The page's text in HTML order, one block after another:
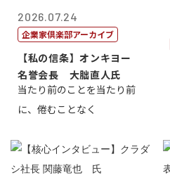
2026.07.24
企業家倶楽部アーカイブ
【私の信条】オンキヨー
名誉会長 大朏直人氏
当たり前のことを当たり前
に、倦むことなく